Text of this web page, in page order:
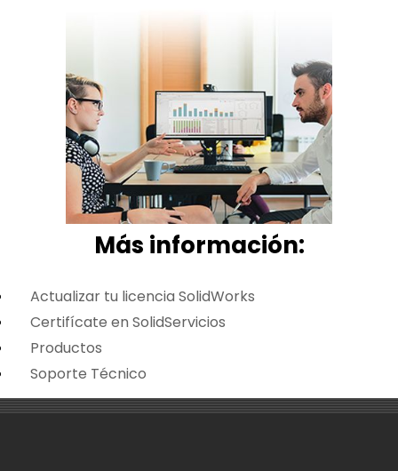
Más información:
Actualizar tu licencia SolidWorks
Certifícate en SolidServicios
Productos
Soporte Técnico